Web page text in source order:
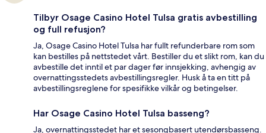
Tilbyr Osage Casino Hotel Tulsa gratis avbestilling
og full refusjon?
Ja, Osage Casino Hotel Tulsa har fullt refunderbare rom som
kan bestilles på nettstedet vårt. Bestiller du et slikt rom, kan du
avbestille det inntil et par dager før innsjekking, avhengig av
overnattingsstedets avbestillingsregler. Husk å ta en titt på
avbestillingsreglene for spesifikke vilkår og betingelser.
Har Osage Casino Hotel Tulsa basseng?
Ja, overnattingsstedet har et sesongbasert utendørsbasseng.